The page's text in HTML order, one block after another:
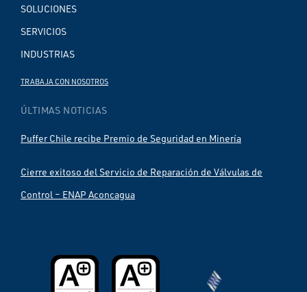
SOLUCIONES
SERVICIOS
INDUSTRIAS
TRABAJA CON NOSOTROS
ÚLTIMAS NOTICIAS
Puffer Chile recibe Premio de Seguridad en Minería
Cierre exitoso del Servicio de Reparación de Válvulas de
Control – ENAP Aconcagua